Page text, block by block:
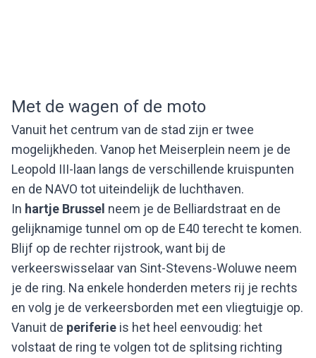
Met de wagen of de moto
Vanuit het centrum van de stad zijn er twee
mogelijkheden. Vanop het Meiserplein neem je de
Leopold III-laan langs de verschillende kruispunten
en de NAVO tot uiteindelijk de luchthaven.
In hartje Brussel neem je de Belliardstraat en de
gelijknamige tunnel om op de E40 terecht te komen.
Blijf op de rechter rijstrook, want bij de
verkeerswisselaar van Sint-Stevens-Woluwe neem
je de ring. Na enkele honderden meters rij je rechts
en volg je de verkeersborden met een vliegtuigje op.
Vanuit de periferie is het heel eenvoudig: het
volstaat de ring te volgen tot de splitsing richting